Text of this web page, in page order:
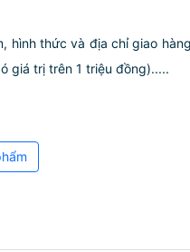
hình thức và địa chỉ giao
giá trị trên 1 triệu đồng).....